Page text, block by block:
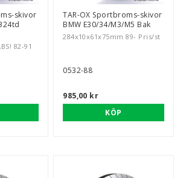
skivor
82-91
TAR-OX Sportbroms-skivor
BMW E30/34/M3/M5 Bak
284x10x61x75mm 89- Pris/st
0532-88
985,00 kr
KÖP